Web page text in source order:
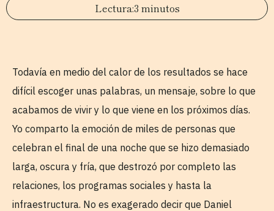
3 minutos
Todavía en medio del calor de los resultados se hace
difícil escoger unas palabras, un mensaje, sobre lo que
acabamos de vivir y lo que viene en los próximos días.
Yo comparto la emoción de miles de personas que
celebran el final de una noche que se hizo demasiado
larga, oscura y fría, que destrozó por completo las
relaciones, los programas sociales y hasta la
infraestructura. No es exagerado decir que Daniel